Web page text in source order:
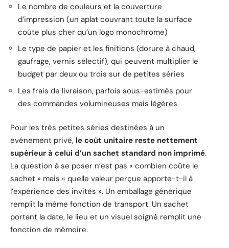
Le nombre de couleurs et la couverture
d’impression (un aplat couvrant toute la surface
coûte plus cher qu’un logo monochrome)
Le type de papier et les finitions (dorure à chaud,
gaufrage, vernis sélectif), qui peuvent multiplier le
budget par deux ou trois sur de petites séries
Les frais de livraison, parfois sous-estimés pour
des commandes volumineuses mais légères
Pour les très petites séries destinées à un
événement privé, le coût unitaire reste nettement
supérieur à celui d’un sachet standard non imprimé.
La question à se poser n’est pas « combien coûte le
sachet » mais « quelle valeur perçue apporte-t-il à
l’expérience des invités ». Un emballage générique
remplit la même fonction de transport. Un sachet
portant la date, le lieu et un visuel soigné remplit une
fonction de mémoire.